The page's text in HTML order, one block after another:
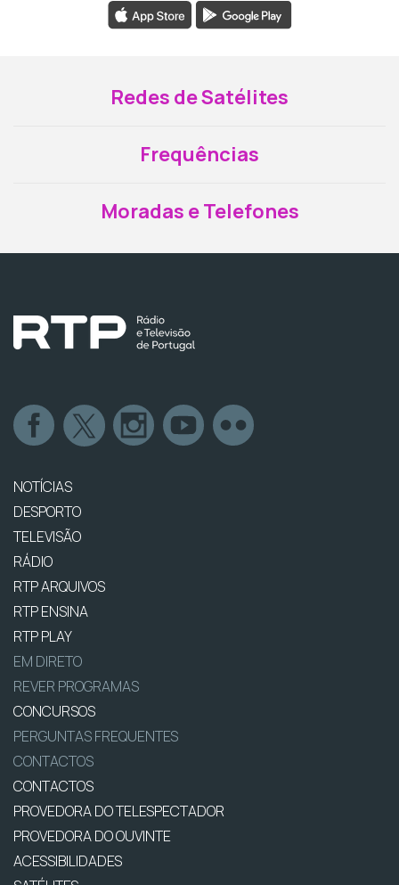
Redes de Satélites
Frequências
Moradas e Telefones
NOTÍCIAS
DESPORTO
TELEVISÃO
RÁDIO
RTP ARQUIVOS
RTP ENSINA
RTP PLAY
EM DIRETO
REVER PROGRAMAS
CONCURSOS
PERGUNTAS FREQUENTES
CONTACTOS
CONTACTOS
PROVEDORA DO TELESPECTADOR
PROVEDORA DO OUVINTE
ACESSIBILIDADES